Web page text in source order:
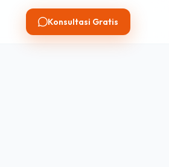
Konsultasi Gratis